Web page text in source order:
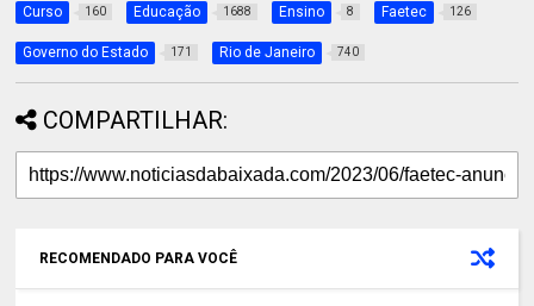
Curso 160 Educação 1688 Ensino 8 Faetec 126
Governo do Estado 171 Rio de Janeiro 740
COMPARTILHAR:
RECOMENDADO PARA VOCÊ